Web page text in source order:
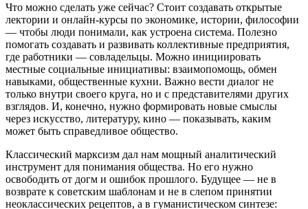
Что можно сделать уже сейчас? Стоит создавать открытые
лектории и онлайн‑курсы по экономике, истории, философии
— чтобы люди понимали, как устроена система. Полезно
помогать создавать и развивать коллективные предприятия,
где работники — совладельцы. Можно инициировать
местные социальные инициативы: взаимопомощь, обмен
навыками, общественные кухни. Важно вести диалог не
только внутри своего круга, но и с представителями других
взглядов. И, конечно, нужно формировать новые смыслы
через искусство, литературу, кино — показывать, каким
может быть справедливое общество.
Классический марксизм дал нам мощный аналитический
инструмент для понимания общества. Но его нужно
освободить от догм и ошибок прошлого. Будущее — не в
возврате к советским шаблонам и не в слепом принятии
неоклассических рецептов, а в гуманистическом синтезе: